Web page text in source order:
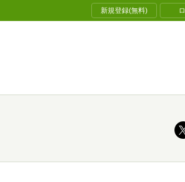
新規登録(無料)